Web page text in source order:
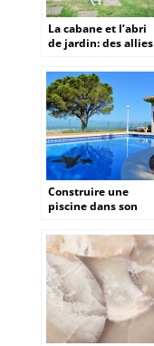
La cabane et l’abri
de jardin: des allies
de son jardin un
endroit cosy et
fonctionnel?
Construire une
piscine dans son
ambitieux